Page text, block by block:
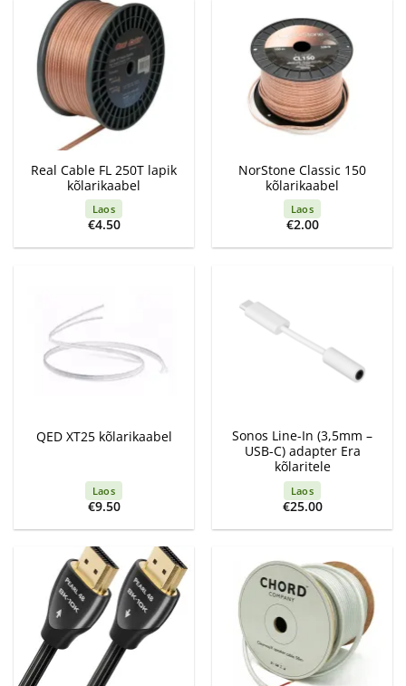
Real Cable FL 250T lapik
kõlarikaabel
Laos
€4.50
NorStone Classic 150
kõlarikaabel
Laos
€2.00
QED XT25 kõlarikaabel
Laos
€9.50
Sonos Line-In (3,5mm –
USB-C) adapter Era
kõlaritele
Laos
€25.00